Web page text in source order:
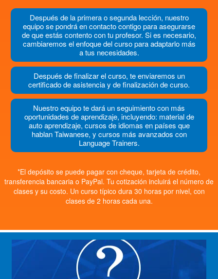
Después de la primera o segunda lección, nuestro
equipo se pondrá en contacto contigo para asegurarse
de que estás contento con tu profesor. Si es necesario,
cambiaremos el enfoque del curso para adaptarlo más
a tus necesidades.
Después de finalizar el curso, te enviaremos un
certificado de asistencia y de finalización de curso.
Nuestro equipo te dará un seguimiento con más
oportunidades de aprendizaje, incluyendo: material de
auto aprendizaje, cursos de idiomas en países que
hablan Taiwanese, y cursos más avanzados con
Language Trainers.
*El depósito se puede pagar con cheque, tarjeta de crédito,
transferencia bancaria o PayPal. Tu cotización incluirá el número de
clases y su costo. Un curso típico dura 30 horas por nivel, con
clases de 2 horas cada una.